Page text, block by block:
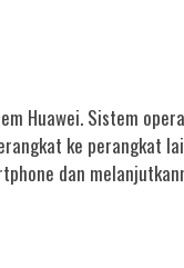
Huawei. Sistem
ke perangkat
dan